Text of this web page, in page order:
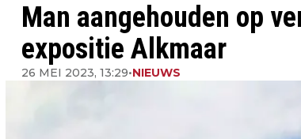
Man aangehouden op
expositie Alkmaar
26 MEI 2023, 13:29•NIEUWS